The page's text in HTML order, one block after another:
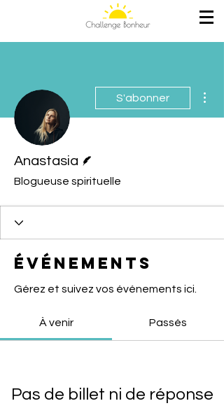
S'abonner
Anastasia
Blogueuse spirituelle
Événements
Gérez et suivez vos événements ici.
À venir Passés
Pas de billet ni de réponse